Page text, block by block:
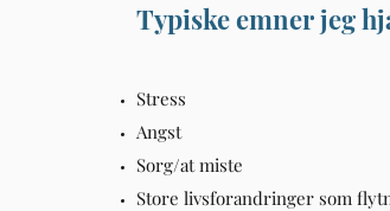
Typiske emner jeg
Stress
Angst
Sorg/at miste
Store livsforandringer som